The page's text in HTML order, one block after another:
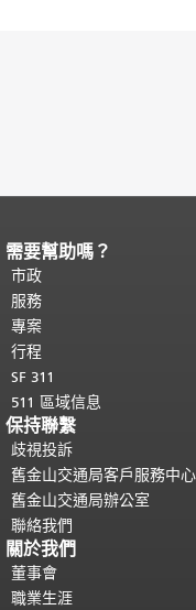
頁面內容結束。
都會重複顯示。
需要幫助嗎？
市政
服務
專案
行程
SF 311
511 區域信息
保持聯繫
歧視投訴
舊金山交通局客戶服務中心
舊金山交通局辦公室
聯絡我們
關於我們
董事會
職業生涯